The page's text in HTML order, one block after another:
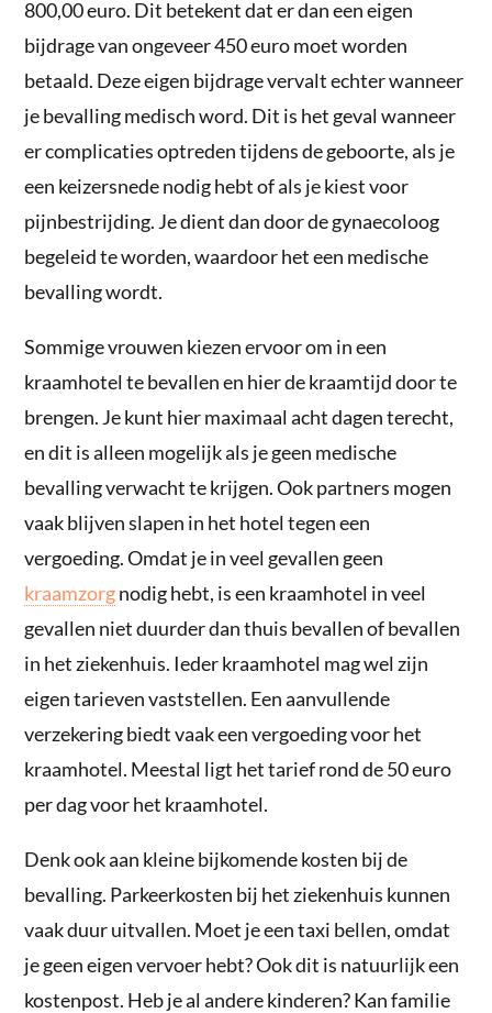
800,00 euro. Dit betekent dat er dan een eigen
bijdrage van ongeveer 450 euro moet worden
betaald. Deze eigen bijdrage vervalt echter wanneer
je bevalling medisch word. Dit is het geval wanneer
er complicaties optreden tijdens de geboorte, als je
een keizersnede nodig hebt of als je kiest voor
pijnbestrijding. Je dient dan door de gynaecoloog
begeleid te worden, waardoor het een medische
bevalling wordt.
Sommige vrouwen kiezen ervoor om in een
kraamhotel te bevallen en hier de kraamtijd door te
brengen. Je kunt hier maximaal acht dagen terecht,
en dit is alleen mogelijk als je geen medische
bevalling verwacht te krijgen. Ook partners mogen
vaak blijven slapen in het hotel tegen een
vergoeding. Omdat je in veel gevallen geen
kraamzorgnodig hebt, is een kraamhotel in veel
gevallen niet duurder dan thuis bevallen of bevallen
in het ziekenhuis. Ieder kraamhotel mag wel zijn
eigen tarieven vaststellen. Een aanvullende
verzekering biedt vaak een vergoeding voor het
kraamhotel. Meestal ligt het tarief rond de 50 euro
per dag voor het kraamhotel.
Denk ook aan kleine bijkomende kosten bij de
bevalling. Parkeerkosten bij het ziekenhuis kunnen
vaak duur uitvallen. Moet je een taxi bellen, omdat
je geen eigen vervoer hebt? Ook dit is natuurlijk een
kostenpost. Heb je al andere kinderen? Kan familie